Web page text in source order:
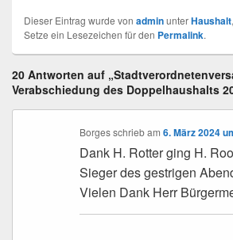
Dieser Eintrag wurde von adminunterHaushalt,
Setze ein Lesezeichen für den Permalink.
20 Antworten auf
Verabschiedung des Doppelhaushalts
Borges schriebam6. März 2024
Dank H. Rotter ging H.
Sieger des gestrigen
Vielen Dank Herr